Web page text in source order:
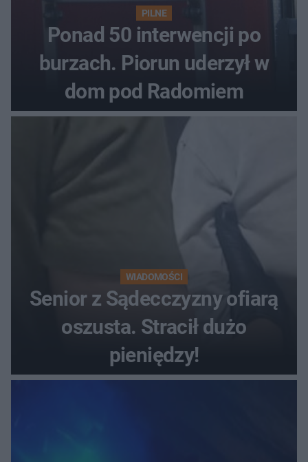
PILNE
Ponad 50 interwencji po
burzach. Piorun uderzył w
dom pod Radomiem
WIADOMOŚCI
Senior z Sądecczyzny ofiarą
oszusta. Stracił dużo
pieniędzy!